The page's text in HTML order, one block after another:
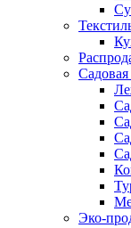
Садовая
Эко-